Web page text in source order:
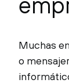
Muchas
o